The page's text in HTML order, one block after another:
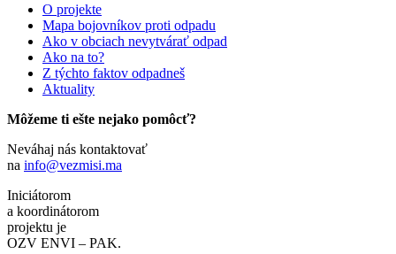
O projekte
Mapa bojovníkov proti odpadu
Ako v obciach nevytvárať odpad
Ako na to?
Z týchto faktov odpadneš
Aktuality
Môžeme ti ešte nejako pomôcť?
Neváhaj nás kontaktovať
na info@vezmisi.ma
Iniciátorom
a koordinátorom
projektu je
OZV ENVI – PAK.